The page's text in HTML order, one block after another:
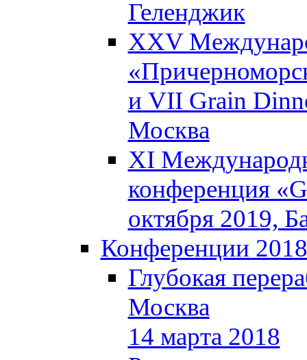
Геленджик
XXV
и VII Grain
Москва
XI
конференция
октября 2019,
Конференции 2018
Глубокая
Москва
14 марта 2018